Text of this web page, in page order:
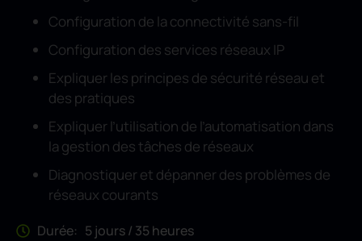
Configuration de la connectivité sans-fil
Configuration des services réseaux IP
Expliquer les principes de sécurité réseau et
des pratiques
Expliquer l’utilisation de l’automatisation dans
la gestion des tâches de réseaux
Diagnostiquer et dépanner des problèmes de
réseaux courants
Durée: 5 jours / 35 heures